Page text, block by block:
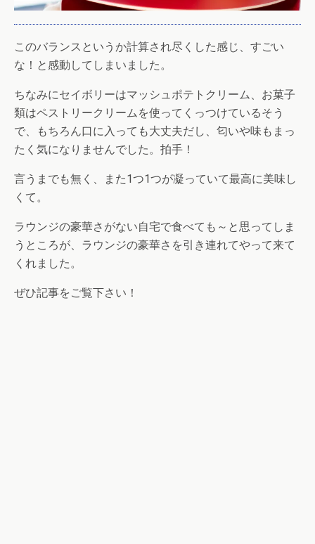
このバランスというか計算され尽くした感じ、すごい
な！と感動してしまいました。
ちなみにセイボリーはマッシュポテトクリーム、お菓子
類はペストリークリームを使ってくっつけているそう
で、もちろん口に入っても大丈夫だし、匂いや味もまっ
たく気になりませんでした。拍手！
言うまでも無く、また1つ1つが凝っていて最高に美味し
くて。
ラウンジの豪華さがない自宅で食べても～と思ってしま
うところが、ラウンジの豪華さを引き連れてやって来て
くれました。
ぜひ記事をご覧下さい！